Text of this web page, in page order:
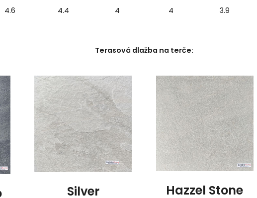
4.6 4.4 4 4 3.9
Terasová dlažba na terče:
Silver
Hazzel Stone